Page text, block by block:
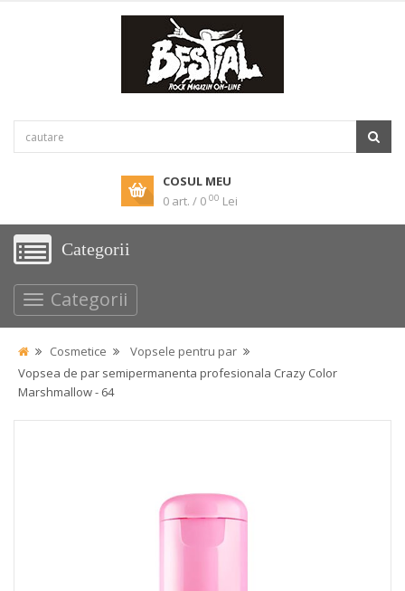
COSUL MEU
0 art. / 0 00 Lei
Categorii
Categorii
Cosmetice
Vopsele pentru par
Vopsea de par semipermanenta profesionala Crazy Color
Marshmallow - 64